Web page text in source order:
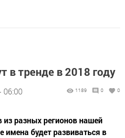
в тренде в 2018 году
06:00 1189 0 0
разных регионов нашей
имена будет развиваться в